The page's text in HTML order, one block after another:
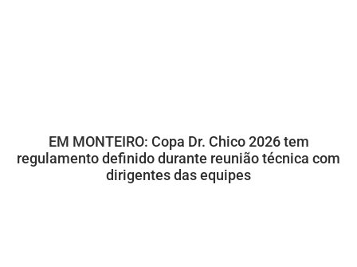
EM MONTEIRO: Copa Dr. Chico 2026 tem
regulamento definido durante reunião técnica com
dirigentes das equipes